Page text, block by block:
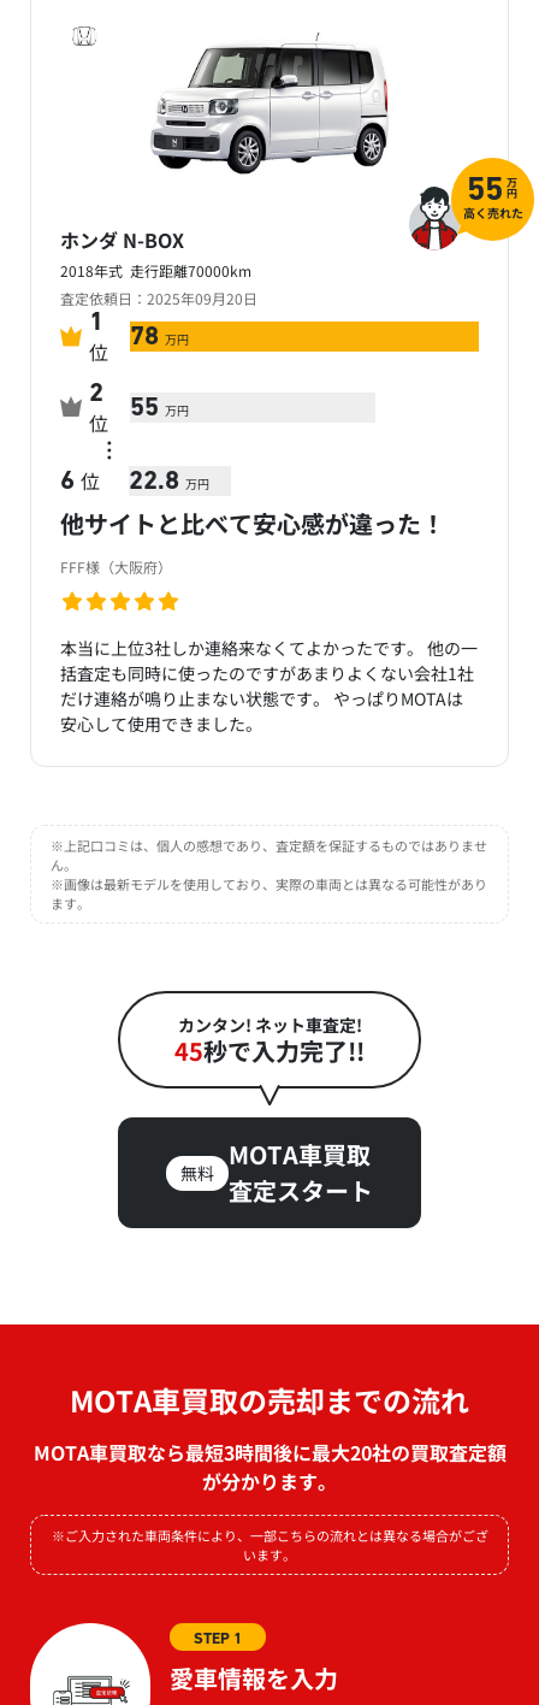
ホンダ N-BOX
2018年式 走行距離70000km
査定依頼日：2025年09月20日
他サイトと比べて安心感が違った！
FFF様（大阪府）
本当に上位3社しか連絡来なくてよかったです。 他の一
括査定も同時に使ったのですがあまりよくない会社1社
だけ連絡が鳴り止まない状態です。 やっぱりMOTAは
安心して使用できました。
55 万
円
高く売れた
1
位 78 万円
2
位 55 万円
…
6 位 22.8 万円
※上記口コミは、個人の感想であり、査定額を保証するものではありませ
ん。
※画像は最新モデルを使用しており、実際の車両とは異なる可能性があり
ます。
カンタン! ネット車査定!
45秒で入力完了!!
無料
MOTA車買取
査定スタート
MOTA車買取の売却までの流れ
MOTA車買取なら最短3時間後に最大20社の買取査定額
が分かります。
※ご入力された車両条件により、一部こちらの流れとは異なる場合がござ
います。
STEP 1
愛車情報を入力